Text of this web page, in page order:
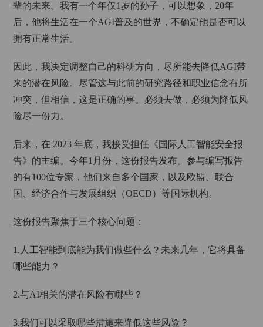
辈的未来。我有一个年仅1岁的孙子，可以想象，20年
后，他将生活在一个AGI普及的世界，不确定他是否可以
拥有正常生活。
因此，我决定调整自己的科研方向，尽所能去降低AGI带
来的潜在风险。尽管这与此前的研究路径和职业信念有所
冲突，但相信，这是正确的事。必须去做，必须为降低风
险尽一份力。
后来，在 2023 年底，我接受担任《国际人工智能安全报
告》的主编。今年1月份，这份报告发布。参与编写报告
的有100位专家，他们来自多个国家，以及欧盟、联合
国、经济合作与发展组织（OECD）等国际机构。
这份报告聚焦于三个核心问题：
1.人工智能到底能为我们做些什么？未来几年，它将具备
哪些能力？
2.与AI相关的潜在风险有哪些？
3.我们可以采取哪些措施来降低这些风险？